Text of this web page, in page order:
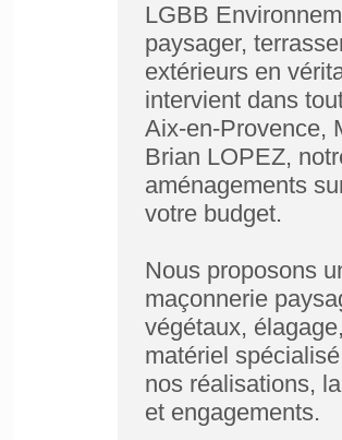
LGBB
paysager,
extérieurs en
intervient dans
Aix-en-Provence,
Brian LOPEZ,
aménagements
votre budget.
Nous proposons
maçonnerie
végétaux,
matériel
nos réalisations,
et engagements.